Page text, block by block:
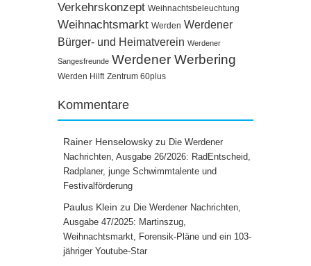
Verkehrskonzept Weihnachtsbeleuchtung
Weihnachtsmarkt Werden Werdener
Bürger- und Heimatverein Werdener
Sangesfreunde Werdener Werbering
Werden Hilft Zentrum 60plus
Kommentare
Rainer Henselowsky zu Die Werdener
Nachrichten, Ausgabe 26/2026: RadEntscheid,
Radplaner, junge Schwimmtalente und
Festivalförderung
Paulus Klein zu Die Werdener Nachrichten,
Ausgabe 47/2025: Martinszug,
Weihnachtsmarkt, Forensik-Pläne und ein 103-
jähriger Youtube-Star